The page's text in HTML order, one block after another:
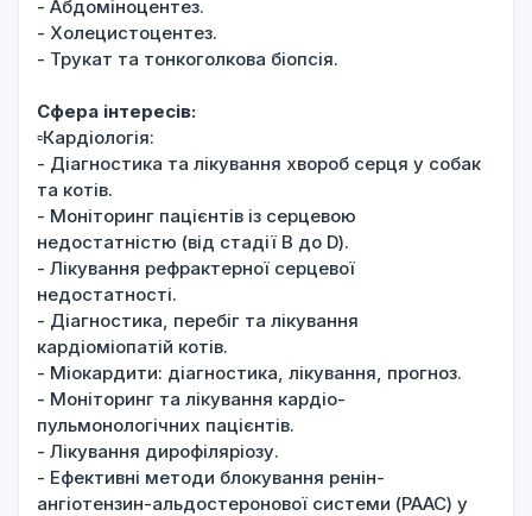
- Абдоміноцентез.
- Холецистоцентез.
- Трукат та тонкоголкова біопсія.
Сфера інтересів:
▫️Кардіологія:
- Діагностика та лікування хвороб серця у собак
та котів.
- Моніторинг пацієнтів із серцевою
недостатністю (від стадії B до D).
- Лікування рефрактерної серцевої
недостатності.
- Діагностика, перебіг та лікування
кардіоміопатій котів.
- Міокардити: діагностика, лікування, прогноз.
- Моніторинг та лікування кардіо-
пульмонологічних пацієнтів.
- Лікування дирофіляріозу.
- Ефективні методи блокування ренін-
ангіотензин-альдостеронової системи (РААС) у